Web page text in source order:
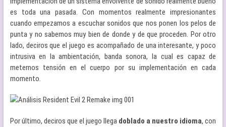
es toda una pasada. Con momentos realmente impresionantes
cuando empezamos a escuchar sonidos que nos ponen los pelos de
punta y no sabemos muy bien de donde y de que proceden. Por otro
lado, deciros que el juego es acompañado de una interesante, y poco
intrusiva en la ambientación, banda sonora, la cual es capaz de
meternos tensión en el cuerpo por su implementación en cada
momento.
Por último, deciros que el juego llega doblado a nuestro idioma, con